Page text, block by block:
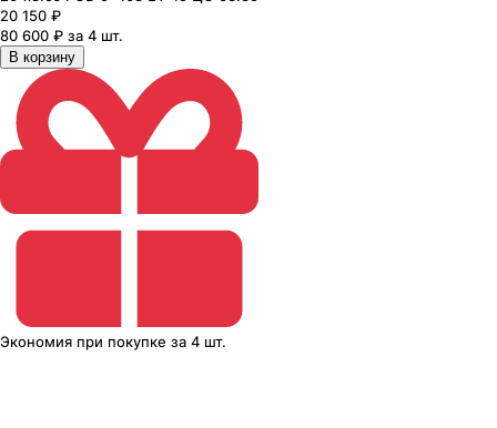
20 150 ₽
80 600 ₽ за 4 шт.
В корзину
Экономия при покупке за 4 шт.